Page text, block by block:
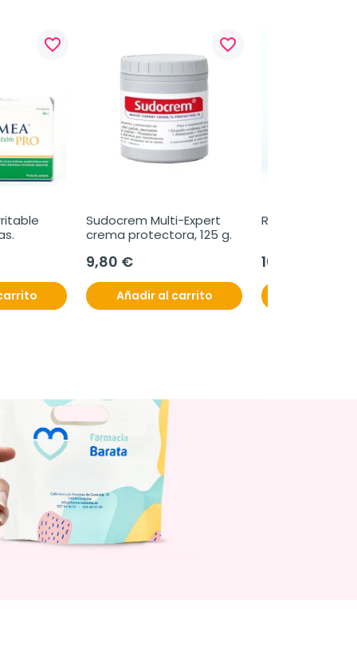
favorite_border favorite_border
Sudocrem Multi-Expert
crema protectora, 125 g.
9,80 €
Añadir al carrito
Remiren, 30
16,99 €